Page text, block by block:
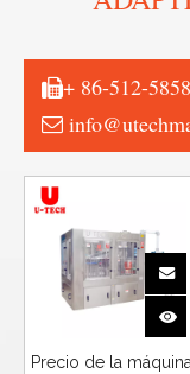
+ 86-512-

Precio de la